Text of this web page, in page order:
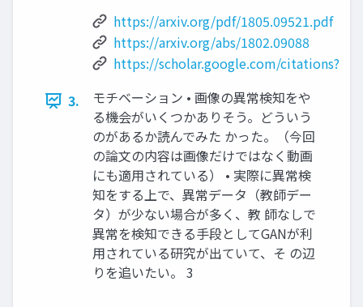
https://arxiv.org/pdf/1805.09521.pdf
https://arxiv.org/abs/1802.09088
https://scholar.google.com/citations?
3.
モチベーション • 画像の異常検知をや
る機会がいくつかありそう。どういう
のがあるか読んでみた かった。（今回
の論文の内容は画像だけではなく動画
にも適用されている） • 実際に異常検
知をする上で、異常データ（教師デー
タ）が少ない場合が多く、教 師なしで
異常を検知できる手段としてGANが利
用されている研究が出ていて、そ の辺
りを追いたい。 3